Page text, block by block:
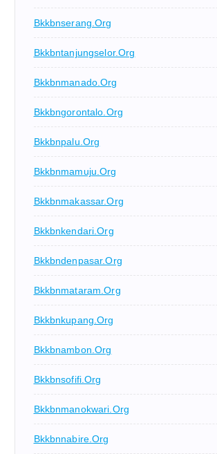
Bkkbnserang.org
Bkkbntanjungselor.org
Bkkbnmanado.org
Bkkbngorontalo.org
Bkkbnpalu.org
Bkkbnmamuju.org
Bkkbnmakassar.org
Bkkbnkendari.org
Bkkbndenpasar.org
Bkkbnmataram.org
Bkkbnkupang.org
Bkkbnambon.org
Bkkbnsofifi.org
Bkkbnmanokwari.org
Bkkbnnabire.org